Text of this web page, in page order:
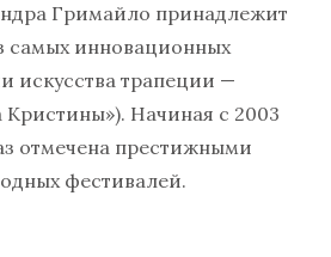
Гримайло принадлежит
самых инновационных
искусства трапеции —
Кристины»). Начиная с 2003
отмечена престижными
фестивалей.